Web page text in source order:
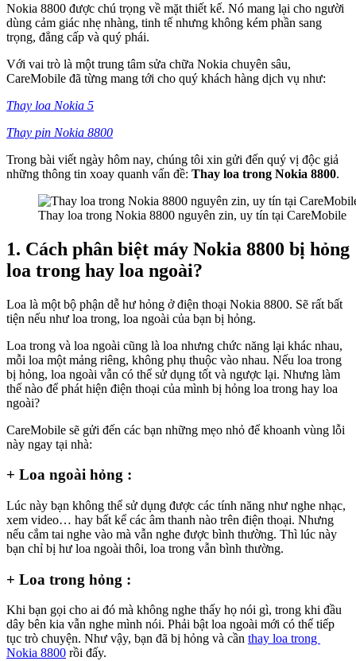
Nokia 8800 được chú trọng về mặt thiết kế. Nó mang lại cho người
dùng cảm giác nhẹ nhàng, tinh tế nhưng không kém phần sang
trọng, đẳng cấp và quý phái.
Với vai trò là một trung tâm sửa chữa Nokia chuyên sâu,
CareMobile đã từng mang tới cho quý khách hàng dịch vụ như:
Thay loa Nokia 5
Thay pin Nokia 8800
Trong bài viết ngày hôm nay, chúng tôi xin gửi đến quý vị độc giả
những thông tin xoay quanh vấn đề: Thay loa trong Nokia 8800.
Thay loa trong Nokia 8800 nguyên zin, uy tín tại CareMobile
1. Cách phân biệt máy Nokia 8800 bị hỏng
loa trong hay loa ngoài?
Loa là một bộ phận dễ hư hỏng ở điện thoại Nokia 8800. Sẽ rất bất
tiện nếu như loa trong, loa ngoài của bạn bị hỏng.
Loa trong và loa ngoài cũng là loa nhưng chức năng lại khác nhau,
mỗi loa một mảng riêng, không phụ thuộc vào nhau. Nếu loa trong
bị hỏng, loa ngoài vẫn có thể sử dụng tốt và ngược lại. Nhưng làm
thế nào để phát hiện điện thoại của mình bị hỏng loa trong hay loa
ngoài?
CareMobile sẽ gửi đến các bạn những mẹo nhỏ để khoanh vùng lỗi
này ngay tại nhà:
+ Loa ngoài hỏng :
Lúc này bạn không thể sử dụng được các tính năng như nghe nhạc,
xem video… hay bất kể các âm thanh nào trên điện thoại. Nhưng
nếu cắm tai nghe vào mà vẫn nghe được bình thường. Thì lúc này
bạn chỉ bị hư loa ngoài thôi, loa trong vẫn bình thường.
+ Loa trong hỏng :
Khi bạn gọi cho ai đó mà không nghe thấy họ nói gì, trong khi đầu
dây bên kia vẫn nghe mình nói. Phải bật loa ngoài mới có thể tiếp
tục trò chuyện. Như vậy, bạn đã bị hỏng và cần thay loa trong
Nokia 8800 rồi đấy.